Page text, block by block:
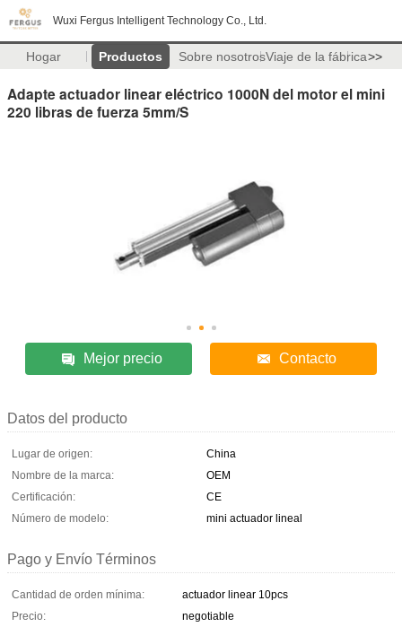
Wuxi Fergus Intelligent Technology Co., Ltd.
Hogar Productos Sobre nosotrosViaje de la fábrica>>
Adapte actuador linear eléctrico 1000N del motor el mini
220 libras de fuerza 5mm/S
Mejor precio Contacto
Datos del producto
Lugar de origen:
China
Nombre de la marca:
OEM
Certificación:
CE
Número de modelo:
mini actuador lineal
Pago y Envío Términos
Cantidad de orden mínima:
actuador linear 10pcs
Precio:
negotiable